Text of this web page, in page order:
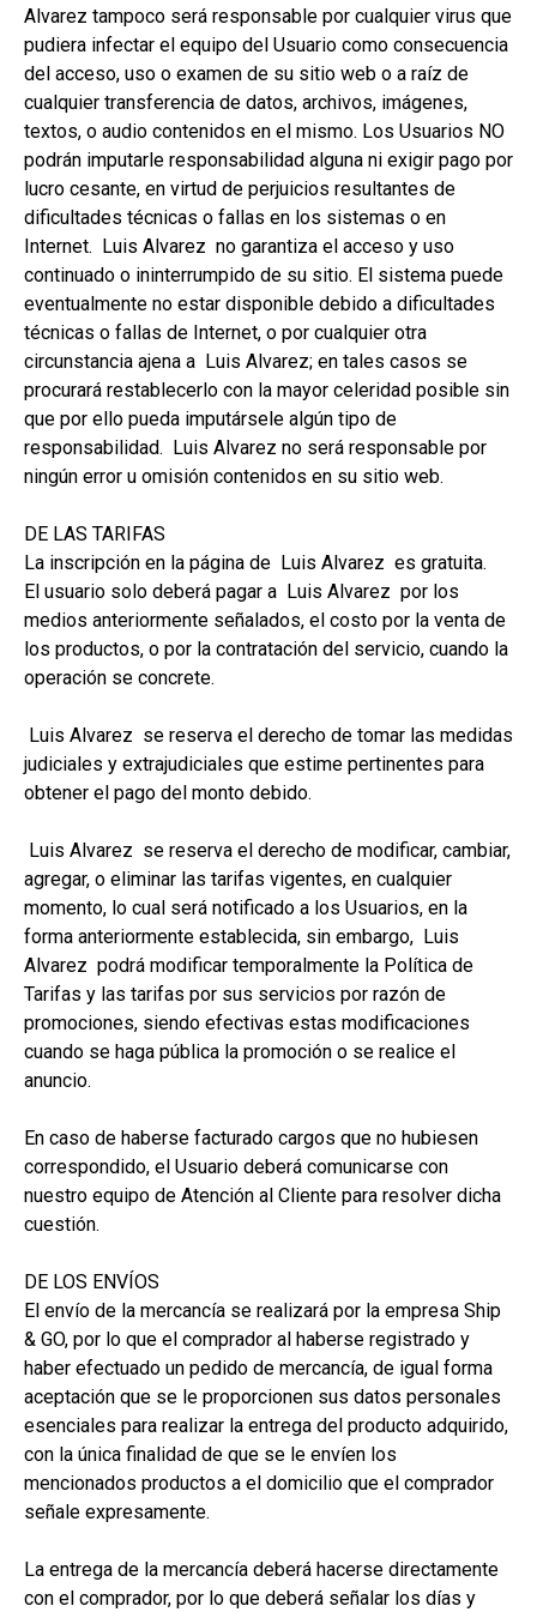
Alvarez tampoco será responsable por cualquier virus que
pudiera infectar el equipo del Usuario como consecuencia
del acceso, uso o examen de su sitio web o a raíz de
cualquier transferencia de datos, archivos, imágenes,
textos, o audio contenidos en el mismo. Los Usuarios NO
podrán imputarle responsabilidad alguna ni exigir pago por
lucro cesante, en virtud de perjuicios resultantes de
dificultades técnicas o fallas en los sistemas o en
Internet. Luis Alvarez no garantiza el acceso y uso
continuado o ininterrumpido de su sitio. El sistema puede
eventualmente no estar disponible debido a dificultades
técnicas o fallas de Internet, o por cualquier otra
circunstancia ajena a Luis Alvarez; en tales casos se
procurará restablecerlo con la mayor celeridad posible sin
que por ello pueda imputársele algún tipo de
responsabilidad. Luis Alvarez no será responsable por
ningún error u omisión contenidos en su sitio web.
DE LAS TARIFAS
La inscripción en la página de Luis Alvarez es gratuita.
El usuario solo deberá pagar a Luis Alvarez por los
medios anteriormente señalados, el costo por la venta de
los productos, o por la contratación del servicio, cuando la
operación se concrete.
Luis Alvarez se reserva el derecho de tomar las medidas
judiciales y extrajudiciales que estime pertinentes para
obtener el pago del monto debido.
Luis Alvarez se reserva el derecho de modificar, cambiar,
agregar, o eliminar las tarifas vigentes, en cualquier
momento, lo cual será notificado a los Usuarios, en la
forma anteriormente establecida, sin embargo, Luis
Alvarez podrá modificar temporalmente la Política de
Tarifas y las tarifas por sus servicios por razón de
promociones, siendo efectivas estas modificaciones
cuando se haga pública la promoción o se realice el
anuncio.
En caso de haberse facturado cargos que no hubiesen
correspondido, el Usuario deberá comunicarse con
nuestro equipo de Atención al Cliente para resolver dicha
cuestión.
DE LOS ENVÍOS
El envío de la mercancía se realizará por la empresa Ship
& GO, por lo que el comprador al haberse registrado y
haber efectuado un pedido de mercancía, de igual forma
aceptación que se le proporcionen sus datos personales
esenciales para realizar la entrega del producto adquirido,
con la única finalidad de que se le envíen los
mencionados productos a el domicilio que el comprador
señale expresamente.
La entrega de la mercancía deberá hacerse directamente
con el comprador, por lo que deberá señalar los días y